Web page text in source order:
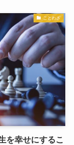
ことわざ
を幸せにするこ